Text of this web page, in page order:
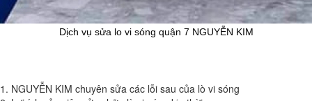
Dịch vụ sửa lo vi sóng quận 7 NGUYỄN KIM
1. NGUYỄN KIM chuyên sửa các lỗi sau của lò vi sóng